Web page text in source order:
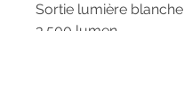
Sortie lumière blanche
3.500 lumen -